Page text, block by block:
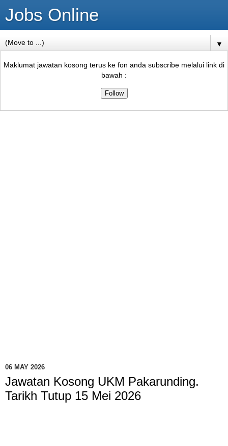
Jobs Online
▼
Maklumat jawatan kosong terus ke fon anda subscribe melalui link di
bawah :
06 MAY 2026
Jawatan Kosong UKM Pakarunding.
Tarikh Tutup 15 Mei 2026